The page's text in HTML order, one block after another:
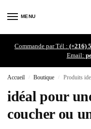
MENU
Commande par Tél : (+216)
Email:
Accueil / Boutique / Produits
idéal pour
coucher ou